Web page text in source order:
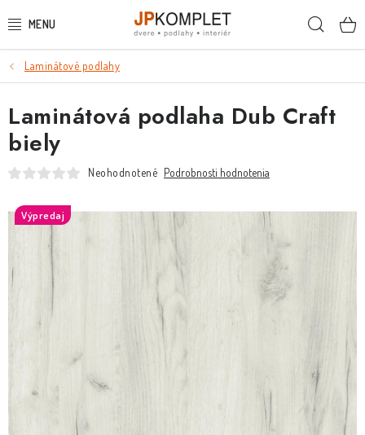
na
PODLAHY
DVERE A ZÁRUBNE
DVERE
KĽUČKY A ZÁMKY
OBKLADY A DLAŽBY
Referencie
Laminátové podlahy
Laminátová podlaha Dub Craft
biely
Neohodnotené Podrobnosti hodnotenia
Výpredaj